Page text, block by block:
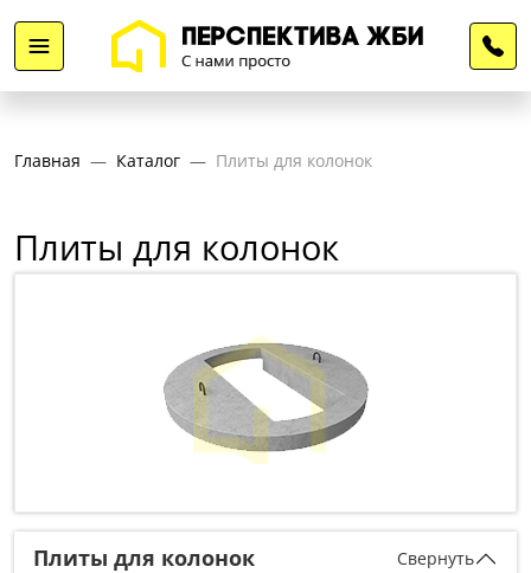
Главная Каталог Плиты для колонок
Плиты для колонок
Плиты для колонок Свернуть